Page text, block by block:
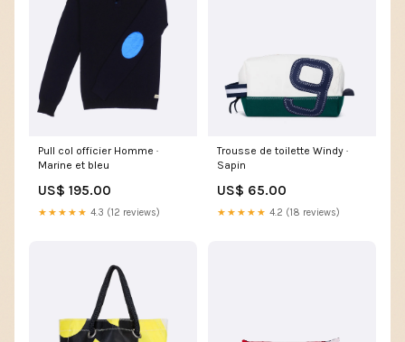
Pull col officier Homme ·
Marine et bleu
US$ 195.00
★★★★★ 4.3 (12 reviews)
Trousse de toilette Windy ·
Sapin
US$ 65.00
★★★★★ 4.2 (18 reviews)